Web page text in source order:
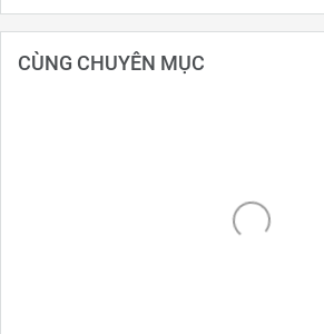
CÙNG CHUYÊN MỤC